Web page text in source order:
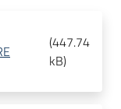
(447.74
kB)